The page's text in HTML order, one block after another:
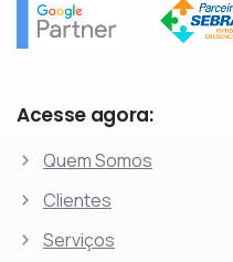
Acesse agora:
Quem Somos
Clientes
Serviços